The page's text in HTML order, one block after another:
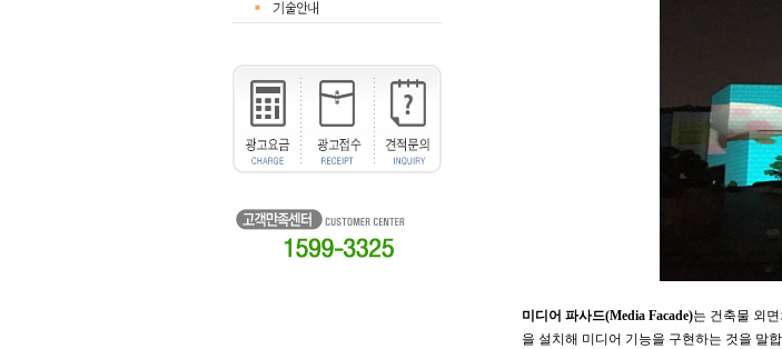
미디어 파사드(Media Facade)는 건축물 외
을 설치해 미디어 기능을 구현하는 것을 말